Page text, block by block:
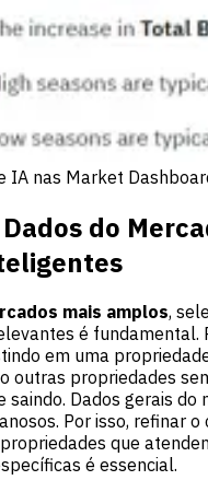
IA nas Market
do
mais amplos,
é fundamental.
em uma
outras propriedades
saindo. Dados gerais do
Por isso, refinar
que
é essencial.